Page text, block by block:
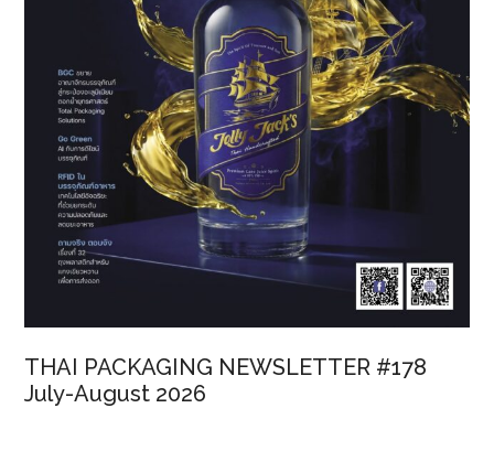
THAI PACKAGING NEWSLETTER #178
July-August 2026